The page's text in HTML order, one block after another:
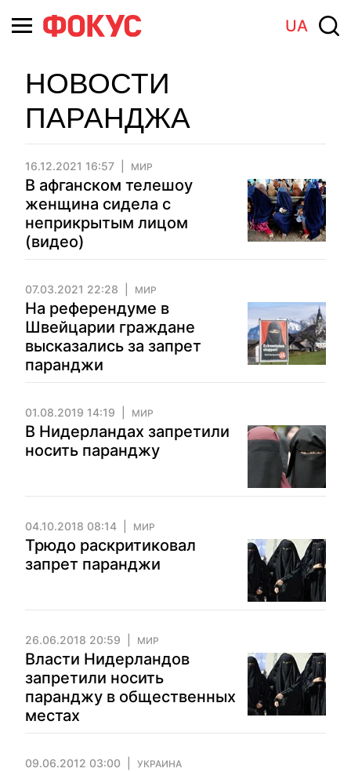
UA
НОВОСТИ
ПАРАНДЖА
16.12.2021 16:57 МИР
В афганском телешоу
женщина сидела с
неприкрытым лицом
(видео)
07.03.2021 22:28 МИР
На референдуме в
Швейцарии граждане
высказались за запрет
паранджи
01.08.2019 14:19 МИР
В Нидерландах запретили
носить паранджу
04.10.2018 08:14 МИР
Трюдо раскритиковал
запрет паранджи
26.06.2018 20:59 МИР
Власти Нидерландов
запретили носить
паранджу в общественных
местах
09.06.2012 03:00 УКРАИНА